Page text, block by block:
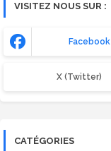
VISITEZ NOUS SUR :
Facebook
X (Twitter)
CATÉGORIES